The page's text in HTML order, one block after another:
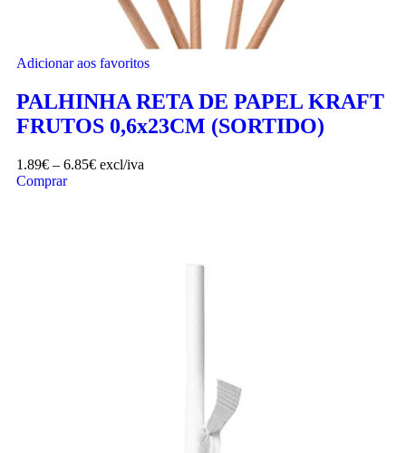
Adicionar aos favoritos
PALHINHA RETA DE PAPEL KRAFT
FRUTOS 0,6x23CM (SORTIDO)
1.89€ – 6.85€ excl/iva
Comprar